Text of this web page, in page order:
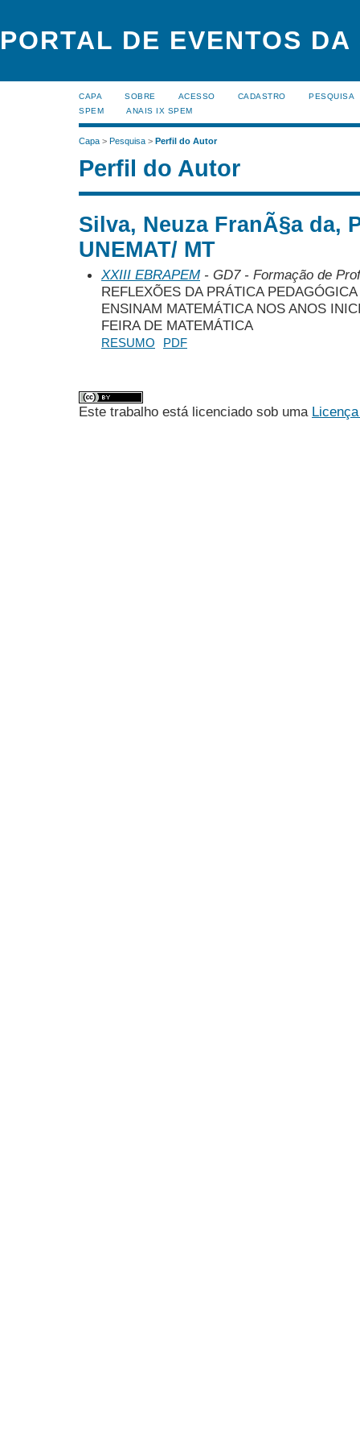
PORTAL DE EVENTOS DA
CAPA SOBRE ACESSO CADASTRO
PESQUISA
SPEM
ANAIS IX SPEM
Capa > Pesquisa > Perfil do Autor
Perfil do Autor
Silva, Neuza FranÃ§a da,
UNEMAT/ MT
XXIII EBRAPEM - GD7 - Formação de
REFLEXÕES DA PRÁTICA
ENSINAM MATEMÁTICA NOS ANOS
FEIRA DE MATEMÁTICA
RESUMO PDF
Este trabalho está licenciado sob uma